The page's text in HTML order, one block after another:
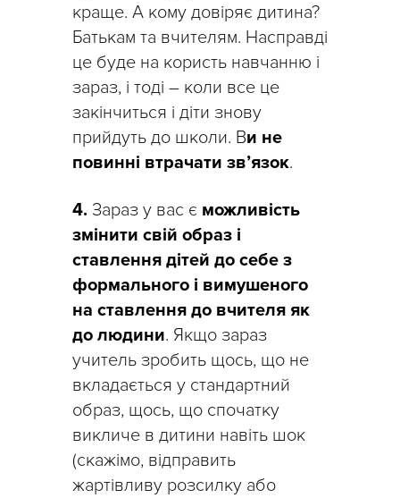
краще. А кому довіряє дитина?
Батькам та вчителям. Насправді
це буде на користь навчанню і
зараз, і тоді – коли все це
закінчиться і діти знову
прийдуть до школи. Ви не
повинні втрачати зв’язок.
4. Зараз у вас є можливість
змінити свій образ і
ставлення дітей до себе з
формального і вимушеного
на ставлення до вчителя як
до людини. Якщо зараз
учитель зробить щось, що не
вкладається у стандартний
образ, щось, що спочатку
викличе в дитини навіть шок
(скажімо, відправить
жартівливу розсилку або